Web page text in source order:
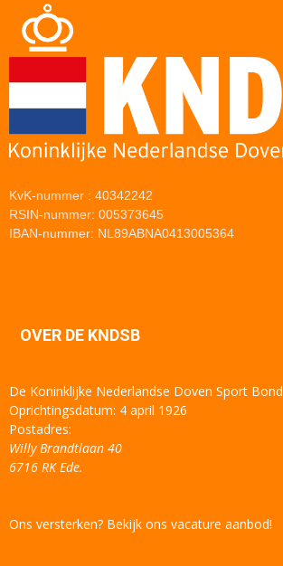
KvK-nummer : 40342242
RSIN-nummer: 005373645
IBAN-nummer: NL89ABNA0413005364
OVER DE KNDSB
De Koninklijke Nederlandse Doven Sport Bond
Oprichtingsdatum: 4 april 1926
Postadres:
Willy Brandtlaan 40
6716 RK Ede.
Ons versterken? Bekijk ons vacature aanbod!